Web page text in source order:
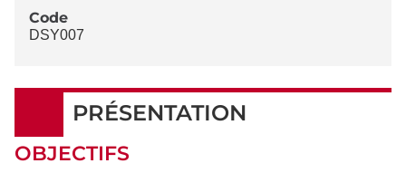
Code
DSY007
PRÉSENTATION
OBJECTIFS